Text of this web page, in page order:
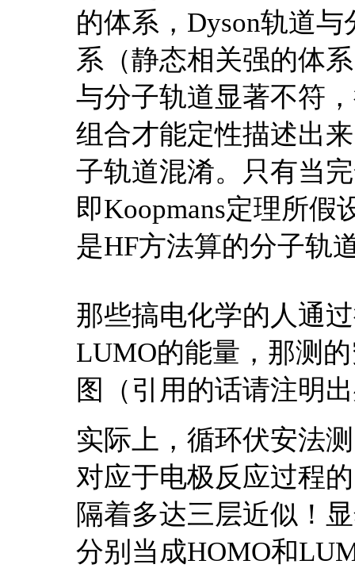
的体系，Dyson轨道
系（静态相关强的体
与分子轨道显著不符
组合才能定性描述出
子轨道混淆。只有当
即Koopmans定理所假
是HF方法算的分子轨
那些搞电化学的人通
LUMO的能量，那测
图（引用的话请注明
实际上，循环伏安法
对应于电极反应过程
隔着多达三层近似！
分别当成HOMO和